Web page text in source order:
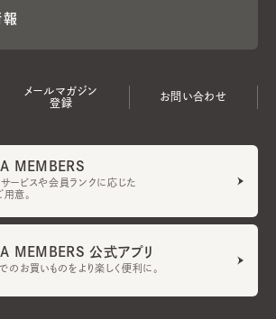
報
メールマガジン
登録
お問い合わせ
MEMBERS
サービスや会員ランクに応じた
意。
MEMBERS 公式アプリ
のお買いものをより楽しく便利に。